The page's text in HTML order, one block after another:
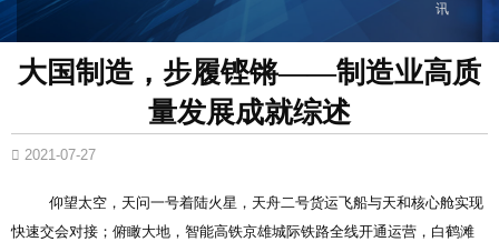
讯
大国制造，步履铿锵——制造业高质
量发展成就综述
2021-07-27
仰望太空，天问一号着陆火星，天舟二号货运飞船与天和核心舱实现
快速交会对接；俯瞰大地，智能高铁京雄城际铁路全线开通运营，白鹤滩